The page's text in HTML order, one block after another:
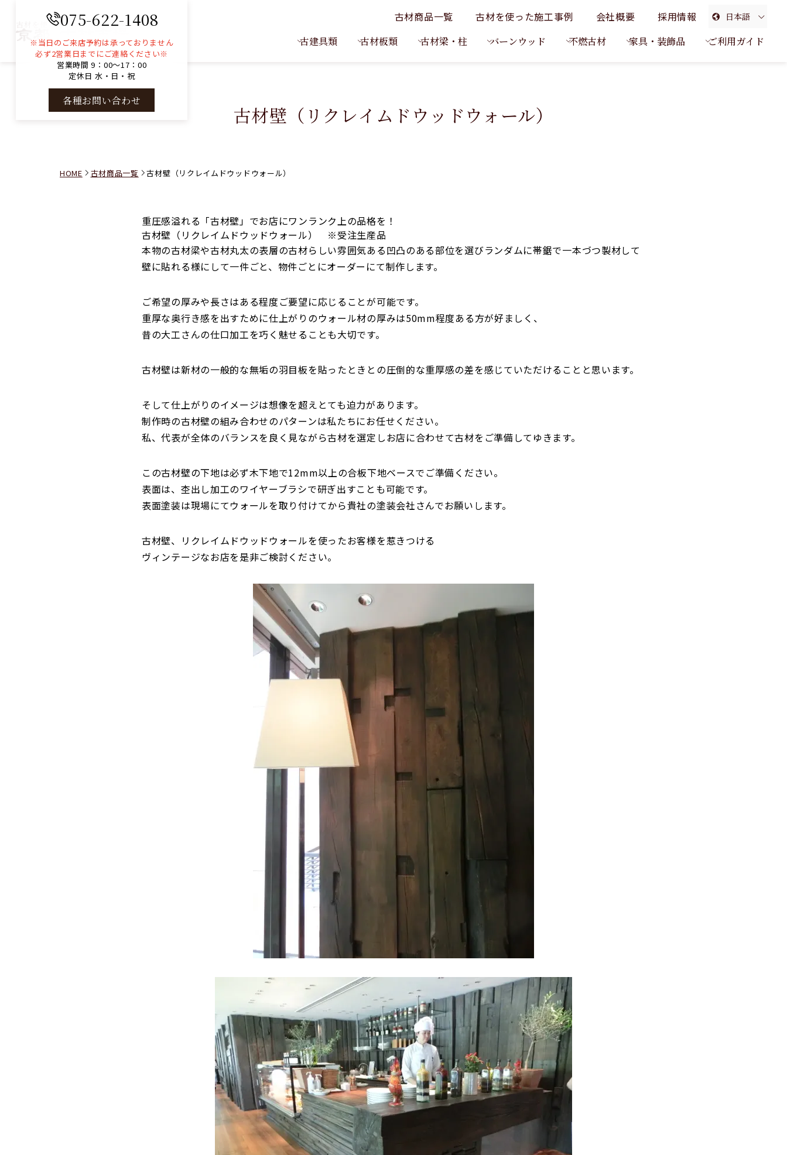
古材を使ったコンサルティングと販売
古建具類 古材板類 古材梁・柱 バーンウッド 不燃古材 家具・装飾品 ご利用ガイド
古材商品一覧 古材を使った施工事例 会社概要 採用情報
075-622-1408
※当日のご来店予約は承っておりません
必ず2営業日までにご連絡ください※
営業時間 9：00～17：00
定休日 水・日・祝
各種お問い合わせ
日本語
English
古材壁（リクレイムドウッドウォール）
HOME 古材商品一覧 古材壁（リクレイムドウッドウォール）
重圧感溢れる「古材壁」でお店にワンランク上の品格を！
古材壁（リクレイムドウッドウォール） ※受注生産品
本物の古材梁や古材丸太の表層の古材らしい雰囲気ある凹凸のある部位を選びランダムに帯鋸で一本づつ製材して
壁に貼れる様にして一件ごと、物件ごとにオーダーにて制作します。
ご希望の厚みや長さはある程度ご要望に応じることが可能です。
重厚な奥行き感を出すために仕上がりのウォール材の厚みは50mm程度ある方が好ましく、
昔の大工さんの仕口加工を巧く魅せることも大切です。
古材壁は新材の一般的な無垢の羽目板を貼ったときとの圧倒的な重厚感の差を感じていただけることと思います。
そして仕上がりのイメージは想像を超えとても迫力があります。
制作時の古材壁の組み合わせのパターンは私たちにお任せください。
私、代表が全体のバランスを良く見ながら古材を選定しお店に合わせて古材をご準備してゆきます。
この古材壁の下地は必ず木下地で12mm以上の合板下地ベースでご準備ください。
表面は、杢出し加工のワイヤーブラシで研ぎ出すことも可能です。
表面塗装は現場にてウォールを取り付けてから貴社の塗装会社さんでお願いします。
古材壁、リクレイムドウッドウォールを使ったお客様を惹きつける
ヴィンテージなお店を是非ご検討ください。